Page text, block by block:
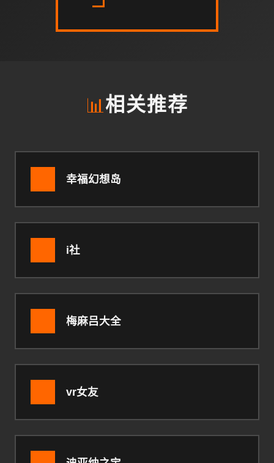
📊 相关推荐
幸福幻想岛
i社
梅麻吕大全
vr女友